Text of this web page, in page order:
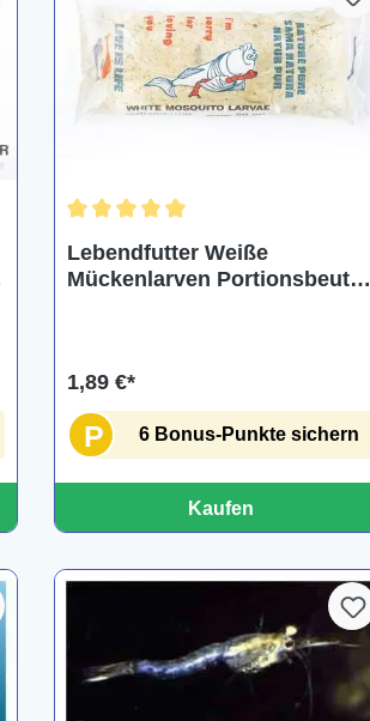
Lebendfutter Weiße
Mückenlarven Portionsbeutel,
1,89 €*
P 6 Bonus-Punkte sichern
Kaufen